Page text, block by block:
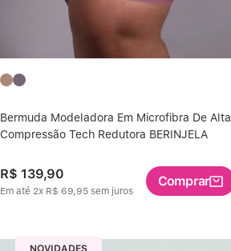
Bermuda Modeladora Em Microfibra De Alta
Compressão Tech Redutora BERINJELA
R$ 139,90
Em até 2x R$ 69,95 sem juros
Comprar